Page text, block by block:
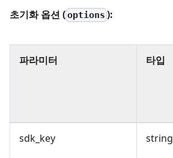
초기화 옵션 (options ):
파라미터 타입
sdk_key string